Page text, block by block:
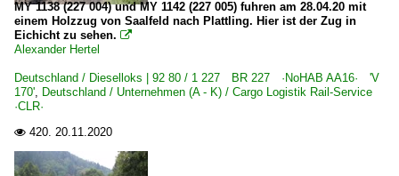
1 227 BR 227 ·NoHAB AA16· 'V 170'
1 229 BR 229 · DR 229 Umbau Krupp
2018
MY 1138 (227 004) und MY 1142 (227 005) fuhren am 28.04.20 mit
einem Holzzug von Saalfeld nach Plattling. Hier ist der Zug in
Eichicht zu sehen. 
Alexander Hertel
Deutschland / Dieselloks | 92 80 / 1 227 BR 227 ·NoHAB AA16· 'V
170', Deutschland / Unternehmen (A - K) / Cargo Logistik Rail-Service
·CLR·
 420. 20.11.2020